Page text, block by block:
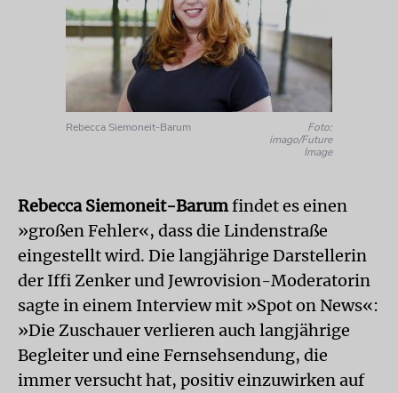
Rebecca Siemoneit-Barum
Foto:
imago/Future
Image
Rebecca Siemoneit-Barumfindet es einen
»großen Fehler«, dass die Lindenstraße
eingestellt wird. Die langjährige Darstellerin
der Iffi Zenker und Jewrovision-Moderatorin
sagte in einem Interview mit »Spot on News«:
»Die Zuschauer verlieren auch langjährige
Begleiter und eine Fernsehsendung, die
immer versucht hat, positiv einzuwirken auf